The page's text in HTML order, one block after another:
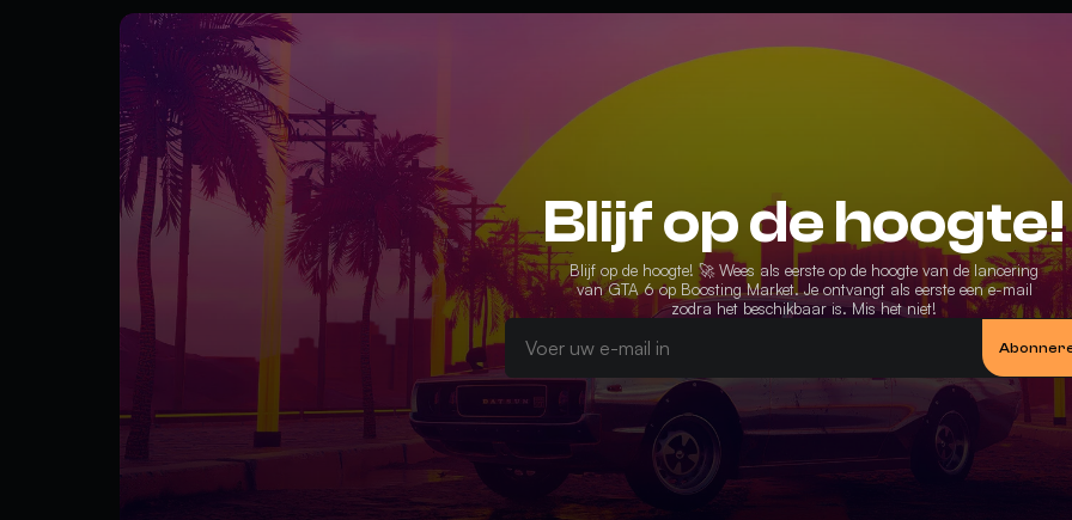
Blijf op de hoogte!
Blijf op de hoogte! 🚀 Wees als eerste op de hoogte van de lancering
van GTA 6 op Boosting Market. Je ontvangt als eerste een e-mail
zodra het beschikbaar is. Mis het niet!